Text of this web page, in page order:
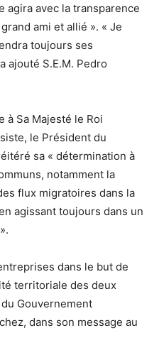
agira avec la transparence
ami et allié ». « Je
toujours ses
ajouté S.E.M. Pedro
à Sa Majesté le Roi
le Président du
sa « détermination à
notamment la
flux migratoires dans la
agissant toujours dans un
dans le but de
territoriale des deux
Gouvernement
dans son message au